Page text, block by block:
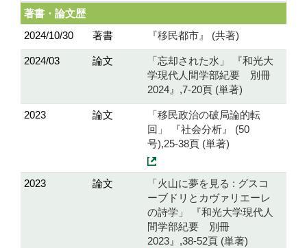
著書・論文歴
2024/10/30
著書 『移民都市』 (共著)
2024/03 論文
「忘却された水」 『和光大
学現代人間学部紀要 別冊
2024』,7-20頁 (単著)
2023 論文
「移民政治の破局論的転
回」 『社会分析』 (50
号),25-38頁 (単著)
2023 論文
「火山に夢を見る : グスコ
ーブドリとカヴァリエーレ
の詩学」 『和光大学現代人
間学部紀要 別冊
2023』,38-52頁 (単著)